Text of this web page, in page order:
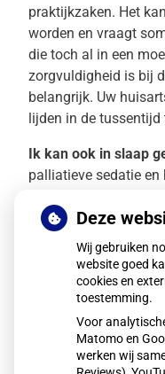
praktijkzaken. Het
worden en vraagt
die toch al in een
zorgvuldigheid is bij
belangrijk. Uw
lijden in de tussentijd
Ik kan ook in slaap
palliatieve sedatie
euthanasie wordt
arts. Palliatieve
natuurlijk
verlichten. Het in
alleen mogelijk bij
weken) en als er
op een andere
sedatie verkort het
Deze
Wij gebruiken
website goed
cookies en
toestemming.
Voor
Matomo en
werken wij